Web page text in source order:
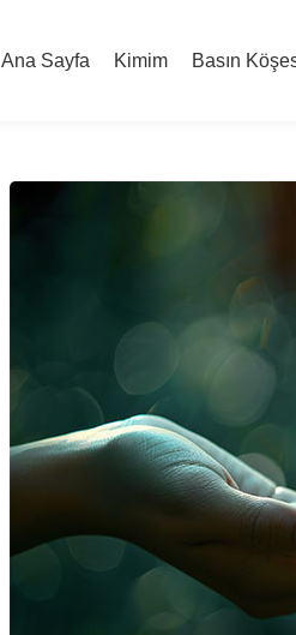
Ana Sayfa Kimim Basın